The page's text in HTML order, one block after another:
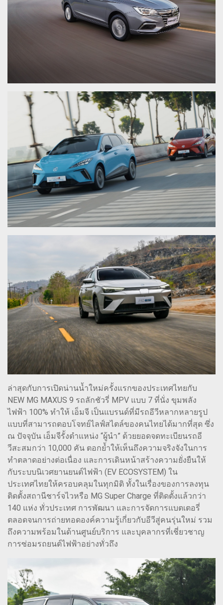
ล่าสุดกับการเปิดน่านน้ำใหม่ครั้งแรกของประเทศไทยกับ
NEW MG MAXUS 9 รถลักชัวรี่ MPV แบบ 7 ที่นั่ง ขุมพลัง
ไฟฟ้า 100% ทำให้ เอ็มจี เป็นแบรนด์ที่มีรถอีวีหลากหลายรูป
แบบที่สามารถตอบโจทย์ไลฟ์สไตล์ของคนไทยได้มากที่สุด ซึ่ง
ณ ปัจจุบัน เอ็มจีรั้งตำแหน่ง “ผู้นำ” ด้วยยอดจดทะเบียนรถอี
วีสะสมกว่า 10,000 คัน ตอกย้ำให้เห็นถึงความจริงจังในการ
ทำตลาดอย่างต่อเนื่อง และการเดินหน้าสร้างความยั่งยืนให้
กับระบบนิเวศยานยนต์ไฟฟ้า (EV ECOSYSTEM) ใน
ประเทศไทยให้ครอบคลุมในทุกมิติ ทั้งในเรื่องของการลงทุน
ติดตั้งสถานีชาร์จไวหรือ MG Super Charge ที่ติดตั้งแล้วกว่า
140 แห่ง ทั่วประเทศ การพัฒนา และการจัดการแบตเตอรี่
ตลอดจนการถ่ายทอดองค์ความรู้เกี่ยวกับอีวีสู่คนรุ่นใหม่ รวม
ถึงความพร้อมในด้านศูนย์บริการ และบุคลากรที่เชี่ยวชาญ
การซ่อมรถยนต์ไฟฟ้าอย่างทั่วถึง